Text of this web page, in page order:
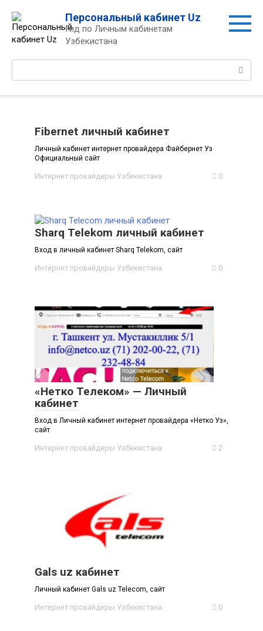
контенту
Персональный кабинет Uz
Гид по Личным кабинетам
Узбекистана
Fibernet личный кабинет
Личный кабинет интернет провайдера Файбернет Уз
Официальный сайт
Интернет провайдеры Узбекистана 0
Sharq Telekom личный кабинет
Вход в личный кабинет Sharq Telekom, сайт
Интернет провайдеры Узбекистана 0
«Нетко Телеком» — Личный
кабинет
Вход в Личный кабинет интернет провайдера «Нетко Уз»,
сайт
Интернет провайдеры Узбекистана 2
Gals uz кабинет
Личный кабинет Gals uz Telecom, сайт
Интернет провайдеры Узбекистана 0